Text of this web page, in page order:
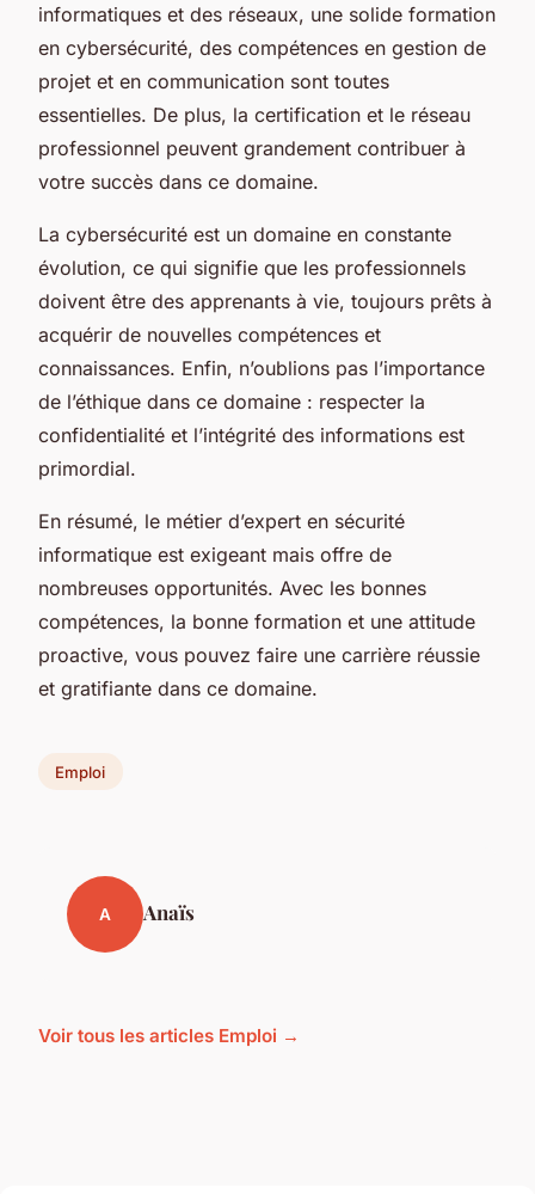
informatiques et des réseaux, une solide formation
en cybersécurité, des compétences en gestion de
projet et en communication sont toutes
essentielles. De plus, la certification et le réseau
professionnel peuvent grandement contribuer à
votre succès dans ce domaine.
La cybersécurité est un domaine en constante
évolution, ce qui signifie que les professionnels
doivent être des apprenants à vie, toujours prêts à
acquérir de nouvelles compétences et
connaissances. Enfin, n’oublions pas l’importance
de l’éthique dans ce domaine : respecter la
confidentialité et l’intégrité des informations est
primordial.
En résumé, le métier d’expert en sécurité
informatique est exigeant mais offre de
nombreuses opportunités. Avec les bonnes
compétences, la bonne formation et une attitude
proactive, vous pouvez faire une carrière réussie
et gratifiante dans ce domaine.
Emploi
A Anaïs
Voir tous les articles Emploi →